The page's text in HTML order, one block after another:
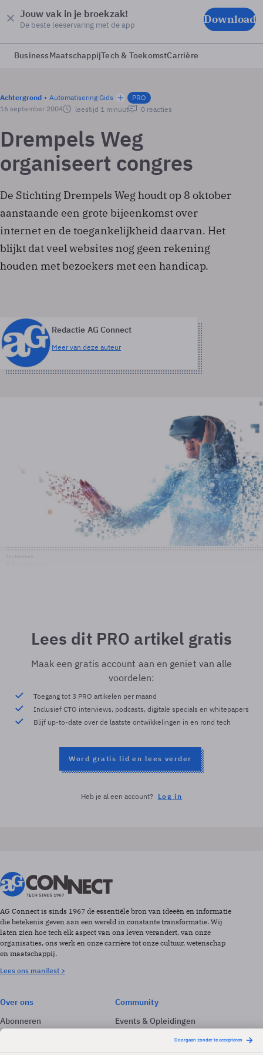
Jouw vak in je broekzak!
De beste leeservaring met de app Download
BusinessMaatschappijTech & ToekomstCarrière
Achtergrond Automatisering Gids
PRO
16 september 2004
leestijd 1 minuut 0 reacties
Drempels Weg
organiseert congres
De Stichting Drempels Weg houdt op 8 oktober
aanstaande een grote bijeenkomst over
internet en de toegankelijkheid daarvan. Het
blijkt dat veel websites nog geen rekening
houden met bezoekers met een handicap.
Redactie AG Connect
Meer van deze auteur
Lees dit PRO artikel gratis
Maak een gratis account aan en geniet van alle
voordelen:
Toegang tot 3 PRO artikelen per maand
Inclusief CTO interviews, podcasts, digitale specials en whitepapers
Blijf up-to-date over de laatste ontwikkelingen in en rond tech
Word gratis lid en lees verder
Heb je al een account? Log in
AG Connect is sinds 1967 de essentiële bron van ideeën en informatie
die betekenis geven aan een wereld in constante transformatie. Wij
laten zien hoe tech elk aspect van ons leven verandert, van onze
organisaties, ons werk en onze carrière tot onze cultuur, wetenschap
en maatschappij.
Lees ons manifest >
Over ons
Abonneren
Adverteren
Community
Events & Opleidingen